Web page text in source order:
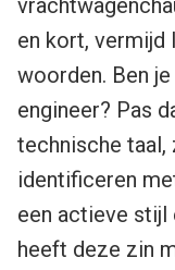
en kort, vermijd
woorden. Ben
engineer? Pas
technische
identificeren
een actieve stijl
heeft deze zin